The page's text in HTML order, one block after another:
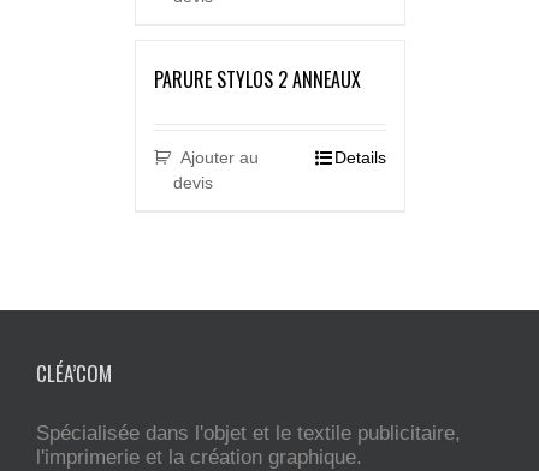
PARURE STYLOS 2 ANNEAUX
Ajouter au
devis
Details
CLÉA’COM
Spécialisée dans l'objet et le textile publicitaire,
l'imprimerie et la création graphique.